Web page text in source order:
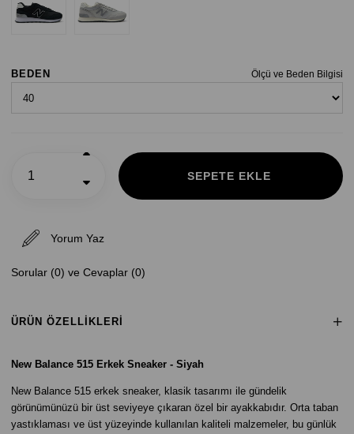
Ölçü ve Beden Bilgisi
BEDEN
Yorum Yaz
Sorular (0) ve Cevaplar (0)
ÜRÜN ÖZELLIKLERI
New Balance 515 Erkek Sneaker - Siyah
New Balance 515 erkek sneaker, klasik tasarımı ile gündelik
görünümünüzü bir üst seviyeye çıkaran özel bir ayakkabıdır. Orta taban
yastıklaması ve üst yüzeyinde kullanılan kaliteli malzemeler, bu günlük